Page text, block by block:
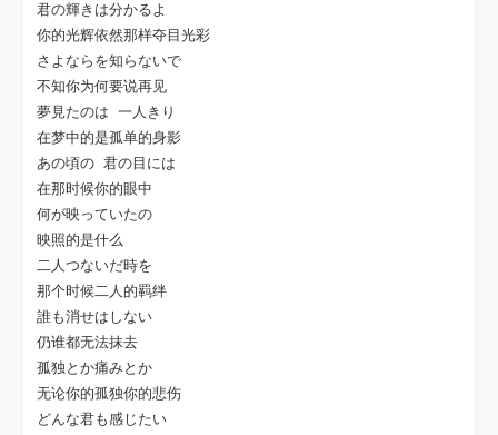
君の輝きは分かるよ
你的光辉依然那样夺目光彩
さよならを知らないで
不知你为何要说再见
夢見たのは 一人きり
在梦中的是孤单的身影
あの頃の 君の目には
在那时候你的眼中
何が映っていたの
映照的是什么
二人つないだ時を
那个时候二人的羁绊
誰も消せはしない
仍谁都无法抹去
孤独とか痛みとか
无论你的孤独你的悲伤
どんな君も感じたい